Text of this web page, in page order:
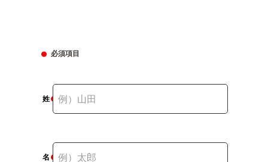
必須項目
姓
名